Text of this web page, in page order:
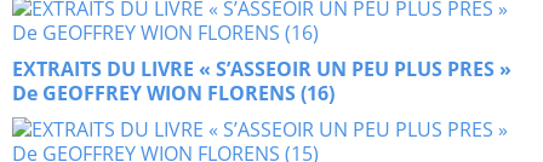
EXTRAITS DU LIVRE « S’ASSEOIR UN PEU PLUS PRES »
De GEOFFREY WION FLORENS (16)